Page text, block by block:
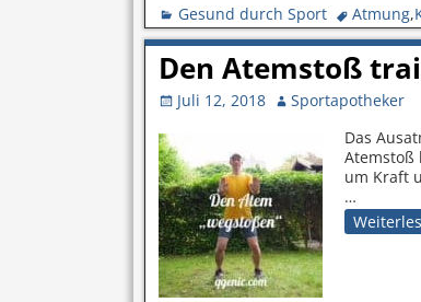
Gesund durch Sport Atmung,
Den Atemstoß
Juli 12, 2018
Sportapotheker
Das
Atemstoß
um Kraft
…